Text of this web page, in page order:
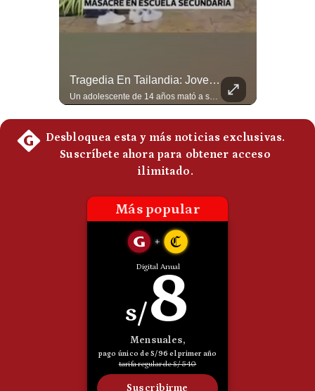
Tragedia En Tailandia: Joven De 14 Años Ataca A Su Familia Y Colegio | Gestión Mundo
Un adolescente de 14 años mató a sus abuelos y luego atacó su colegio de secundaria en Tailandia, dejando cinco fallecidos adicionales y más de 30 heridos antes de quitarse la vida. Según las autoridades y el primer ministro Anutin Charnvirakul, el hecho habría sido motivado por estrés académico extremo. El suceso reabre el debate sobre la alta posesión de armas de fuego en el país asiático. #Tailandia #Noticias #UltimaHora #NoticiasInternacionales #Shorts 👉 Suscríbete y activa la campana para no perderte nuestro análisis diario. 🌎 Síguenos en nuestras redes sociales: 📌 Web oficial: https://gestion.pe/mundo/ 📌 LinkedIn: http://bit.ly/3HYIET0 📌 X (Twitter): http://bit.ly/4noZtX9 📌 TikTok: http://bit.ly/4evB6TO